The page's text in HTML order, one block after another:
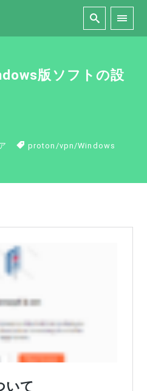
版ソフトの設
proton /vpn /Windows